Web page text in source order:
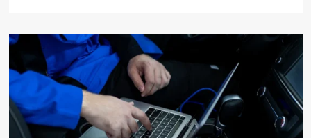
змінювався
чоловічий
стиль
протягом
останніх
десятиліть